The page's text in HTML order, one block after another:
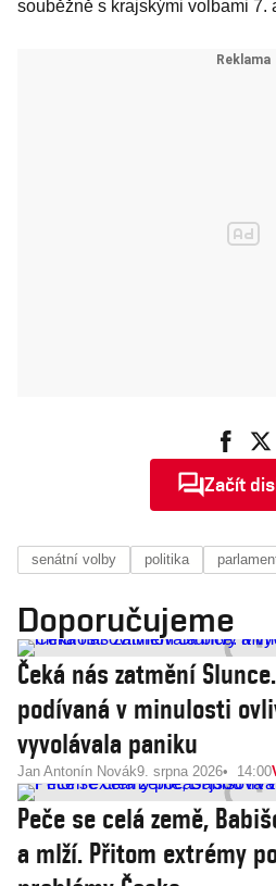
souběžně s krajskými volbami 7.
Začít
senátní volby politika
Doporučujeme
Čeká nás zatmění
podívaná v minulosti
vyvolávala paniku
Jan Antonín Novák9. srpna 2026 14:00
Peče se celá země,
a mlží. Přitom extrémy